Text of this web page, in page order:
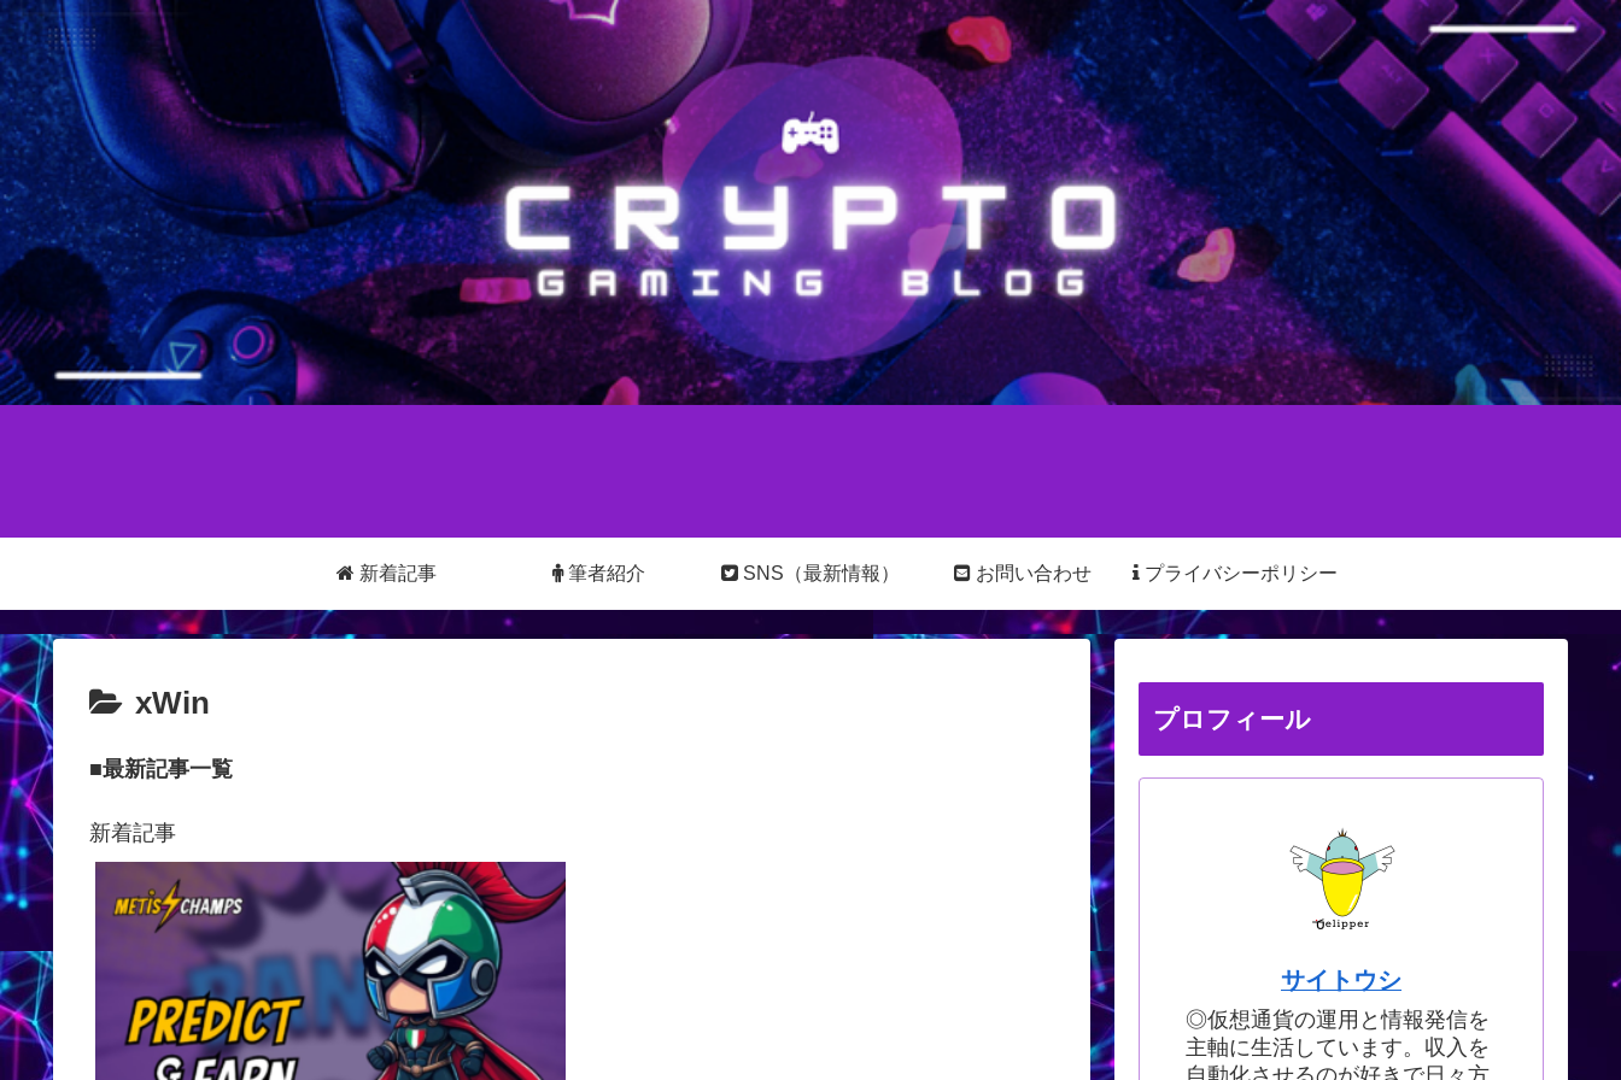
新着記事 筆者紹介 SNS（最新情報） お問い合わせ プライバシーポリシー
xWin
■最新記事一覧
新着記事
プロフィール
サイトウシ
◎仮想通貨の運用と情報発信を
主軸に生活しています。収入を
自動化させるのが好きで日々方